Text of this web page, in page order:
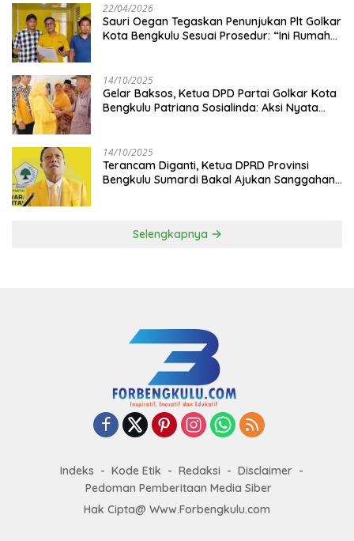
22/04/2026
Sauri Oegan Tegaskan Penunjukan Plt Golkar
Kota Bengkulu Sesuai Prosedur: “Ini Rumah
14/10/2025
‎Gelar Baksos, Ketua DPD Partai Golkar Kota
Bengkulu Patriana Sosialinda: Aksi Nyata
14/10/2025
Terancam Diganti, Ketua DPRD Provinsi
Bengkulu Sumardi Bakal Ajukan Sanggahan
Selengkapnya
Indeks Kode Etik Redaksi
Disclaimer
Pedoman Pemberitaan Media Siber
Hak Cipta@ Www.Forbengkulu.com